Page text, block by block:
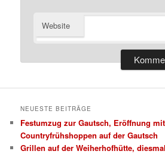
Website
NEUESTE BEITRÄGE
Festumzug zur Gautsch, Eröffnung
Countryfrühshoppen auf der Gautsch
Grillen auf der Weiherhofhütte,